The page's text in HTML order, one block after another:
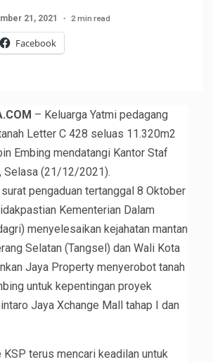
21, 2021 2 min read
Facebook
– Keluarga Yatmi pedagang
Letter C 428 seluas 11.320m2
Embing mendatangi Kantor Staf
Selasa (21/12/2021).
pengaduan tertanggal 8 Oktober
Kementerian Dalam
menyelesaikan kejahatan mantan
Selatan (Tangsel) dan Wali Kota
Jaya Property menyerobot tanah
untuk kepentingan proyek
Jaya Xchange Mall tahap I dan
KSP terus mencari keadilan untuk